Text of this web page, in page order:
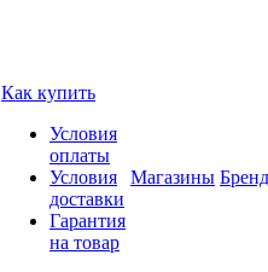
Как купить
Условия
оплаты
Условия
доставки
Гарантия
на товар
Магазины